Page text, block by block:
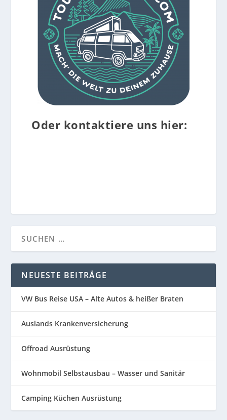
Oder kontaktiere uns hier:
NEUESTE BEITRÄGE
VW Bus Reise USA – Alte Autos & heißer Braten
Auslands Krankenversicherung
Offroad Ausrüstung
Wohnmobil Selbstausbau – Wasser und Sanitär
Camping Küchen Ausrüstung